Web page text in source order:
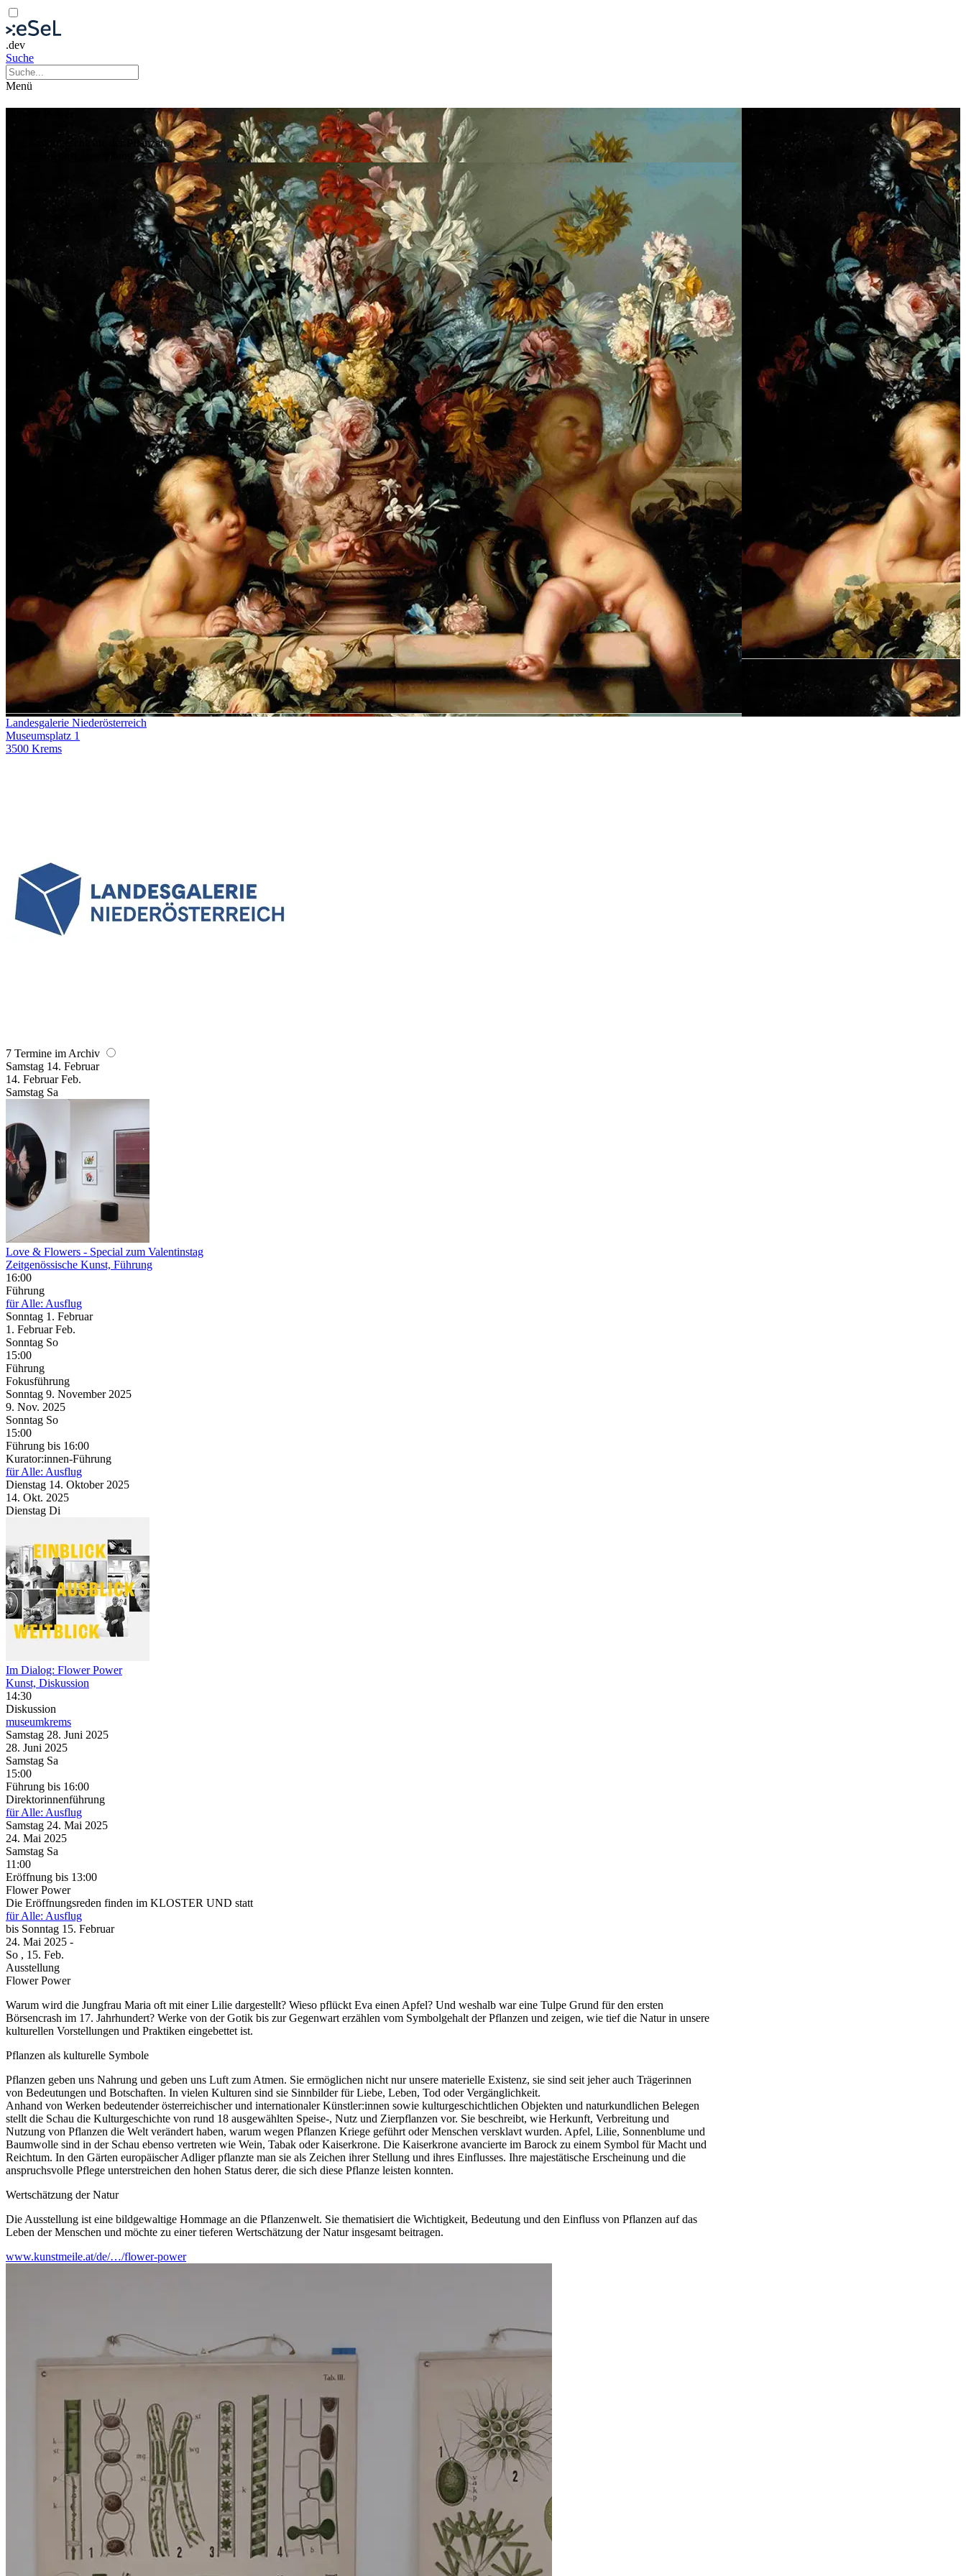
.dev
Suche
Menü
Eine Kulturgeschichte der Pflanzen
Landesgalerie Niederösterreich
Museumsplatz 1
3500 Krems
7 Termine im Archiv
Samstag 14. Februar
14. Februar Feb.
Samstag Sa
Love & Flowers - Special zum Valentinstag
Zeitgenössische Kunst, Führung
16:00
Führung
für Alle: Ausflug
Sonntag 1. Februar
1. Februar Feb.
Sonntag So
15:00
Führung
Fokusführung
Sonntag 9. November 2025
9. Nov. 2025
Sonntag So
15:00
Führung bis 16:00
Kurator:innen-Führung
für Alle: Ausflug
Dienstag 14. Oktober 2025
14. Okt. 2025
Dienstag Di
Im Dialog: Flower Power
Kunst, Diskussion
14:30
Diskussion
museumkrems
Samstag 28. Juni 2025
28. Juni 2025
Samstag Sa
15:00
Führung bis 16:00
Direktorinnenführung
für Alle: Ausflug
Samstag 24. Mai 2025
24. Mai 2025
Samstag Sa
11:00
Eröffnung bis 13:00
Flower Power
Die Eröffnungsreden finden im KLOSTER UND statt
für Alle: Ausflug
bis Sonntag 15. Februar
24. Mai 2025 -
So , 15. Feb.
Ausstellung
Flower Power
Warum wird die Jungfrau Maria oft mit einer Lilie dargestellt? Wieso pflückt Eva einen Apfel? Und weshalb war eine Tulpe Grund für den ersten
Börsencrash im 17. Jahrhundert? Werke von der Gotik bis zur Gegenwart erzählen vom Symbolgehalt der Pflanzen und zeigen, wie tief die Natur in unsere
kulturellen Vorstellungen und Praktiken eingebettet ist.
Pflanzen als kulturelle Symbole
Pflanzen geben uns Nahrung und geben uns Luft zum Atmen. Sie ermöglichen nicht nur unsere materielle Existenz, sie sind seit jeher auch Trägerinnen
von Bedeutungen und Botschaften. In vielen Kulturen sind sie Sinnbilder für Liebe, Leben, Tod oder Vergänglichkeit.
Anhand von Werken bedeutender österreichischer und internationaler Künstler:innen sowie kulturgeschichtlichen Objekten und naturkundlichen Belegen
stellt die Schau die Kulturgeschichte von rund 18 ausgewählten Speise-, Nutz und Zierpflanzen vor. Sie beschreibt, wie Herkunft, Verbreitung und
Nutzung von Pflanzen die Welt verändert haben, warum wegen Pflanzen Kriege geführt oder Menschen versklavt wurden. Apfel, Lilie, Sonnenblume und
Baumwolle sind in der Schau ebenso vertreten wie Wein, Tabak oder Kaiserkrone. Die Kaiserkrone avancierte im Barock zu einem Symbol für Macht und
Reichtum. In den Gärten europäischer Adliger pflanzte man sie als Zeichen ihrer Stellung und ihres Einflusses. Ihre majestätische Erscheinung und die
anspruchsvolle Pflege unterstreichen den hohen Status derer, die sich diese Pflanze leisten konnten.
Wertschätzung der Natur
Die Ausstellung ist eine bildgewaltige Hommage an die Pflanzenwelt. Sie thematisiert die Wichtigkeit, Bedeutung und den Einfluss von Pflanzen auf das
Leben der Menschen und möchte zu einer tieferen Wertschätzung der Natur insgesamt beitragen.
www.kunstmeile.at/de/…/flower-power